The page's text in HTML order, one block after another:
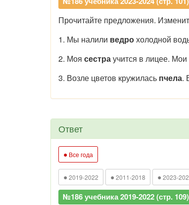
Прочитайте предложения.
1. Мы налили ведрохолодной
2. Моя сестраучится в лицее. Мои
3. Возле цветов кружилась пчела.
Ответ
● Все года
● 2019-2022 ● 2011-2018 ● 2023-
№186 учебника 2019-2022 (стр.